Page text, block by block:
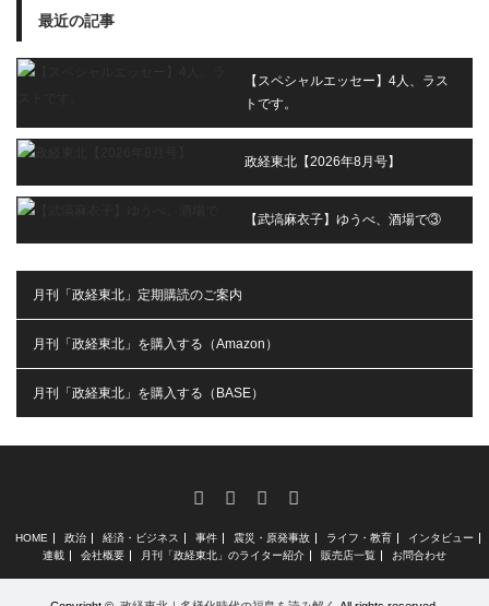
最近の記事
【スペシャルエッセー】4人、ラス
トです。
政経東北【2026年8月号】
【武塙麻衣子】ゆうべ、酒場で③
月刊「政経東北」定期購読のご案内
月刊「政経東北」を購入する（Amazon）
月刊「政経東北」を購入する（BASE）
FacebookInstagram
RSS
HOME 政治 経済・ビジネス 事件 震災・原発事故 ライフ・教育
インタビュー
連載
会社概要 月刊「政経東北」のライター紹介 販売店一覧 お問合わせ